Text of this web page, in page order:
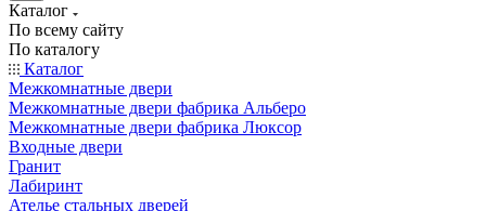
Каталог
По всему сайту
По каталогу
Каталог
Межкомнатные двери
Межкомнатные двери фабрика Альберо
Межкомнатные двери фабрика Люксор
Входные двери
Гранит
Лабиринт
Ателье стальных дверей